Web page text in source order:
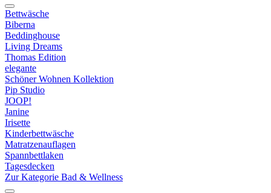
Bettwäsche
Biberna
Beddinghouse
Living Dreams
Thomas Edition
elegante
Schöner Wohnen Kollektion
Pip Studio
JOOP!
Janine
Irisette
Kinderbettwäsche
Matratzenauflagen
Spannbettlaken
Tagesdecken
Zur Kategorie Bad & Wellness